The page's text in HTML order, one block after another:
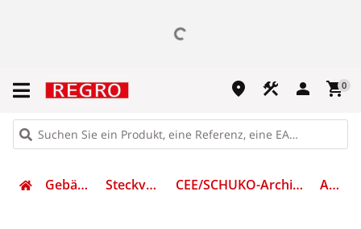
place construction person shopping_cart0
Gebäudetechnik Steckvorrichtungen CEE/SCHUKO-Architekturprogramm (IP44) AM 4185